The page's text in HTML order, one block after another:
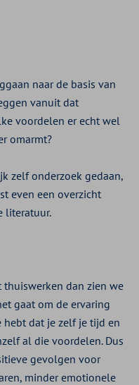
naar de basis van
vanuit dat
voordelen er echt wel
omarmt?
zelf onderzoek gedaan,
even een overzicht
literatuur.
thuiswerken dan zien we
gaat om de ervaring
hebt dat je zelf je tijd en
al die voordelen. Dus
gevolgen voor
minder emotionele